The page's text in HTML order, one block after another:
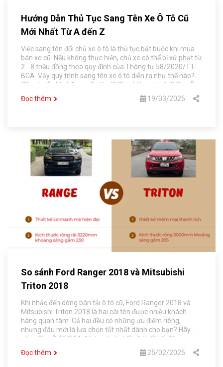
Hướng Dẫn Thủ Tục Sang Tên Xe Ô Tô Cũ
Mới Nhất Từ A đến Z
Việc sang tên đổi chủ xe ô tô là thủ tục bắt buộc khi mua
bán xe cũ. Nếu không thực hiện, chủ xe có thể bị xử phạt từ
2 - 8 triệu đồng theo quy định của Thông tư 58/2020/TT-
BCA. Vậy quy trình sang tên xe ô tô diễn ra như thế nào?
Cần chuẩn bị những giấy tờ gì? Chi phí bao nhiêu? Chợ Ô
Tô Số 1 Hà Nội sẽ hướng dẫn chi tiết từ A-Z để bạn có thể
hoàn tất thủ tục nhanh chóng, tránh sai sót.
Đọc thêm 19/03/2025
So sánh Ford Ranger 2018 và Mitsubishi
Triton 2018
Khi nhắc đến dòng bán tải ô tô cũ, Ford Ranger 2018 và
Mitsubishi Triton 2018 là hai cái tên được nhiều khách
hàng quan tâm. Cả hai đều có những ưu điểm riêng,
nhưng đâu mới là lựa chọn tốt nhất dành cho bạn? Hãy
cùng Chợ Ô Tô Số 1 đánh giá chi tiết về thiết kế, động cơ,
mâm lốp và các thông số khác biệt của hai mẫu xe này
Đọc thêm 25/02/2025